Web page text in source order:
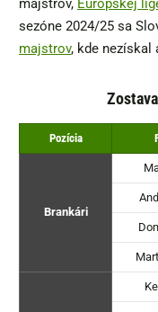
majstrov, Európskej
sezóne 2024/25 sa
majstrov, kde nezískal
Pozícia
Brankári